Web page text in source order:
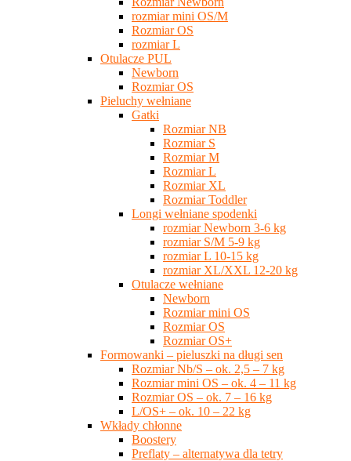
rozmiar mini OS/M
Rozmiar OS
rozmiar L
Otulacze PUL
Newborn
Rozmiar OS
Pieluchy wełniane
Gatki
Rozmiar NB
Rozmiar S
Rozmiar M
Rozmiar L
Rozmiar XL
Rozmiar Toddler
Longi wełniane spodenki
rozmiar Newborn 3-6 kg
rozmiar S/M 5-9 kg
rozmiar L 10-15 kg
rozmiar XL/XXL 12-20 kg
Otulacze wełniane
Newborn
Rozmiar mini OS
Rozmiar OS
Rozmiar OS+
Formowanki – pieluszki na długi sen
Rozmiar Nb/S – ok. 2,5 – 7 kg
Rozmiar mini OS – ok. 4 – 11 kg
Rozmiar OS – ok. 7 – 16 kg
L/OS+ – ok. 10 – 22 kg
Wkłady chłonne
Boostery
Preflaty – alternatywa dla tetry